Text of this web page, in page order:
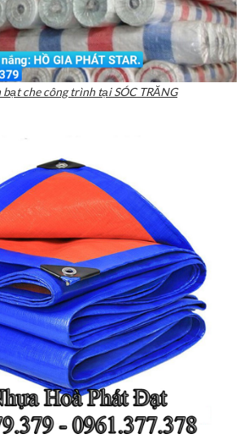
bạt che công trình tại SÓC TRĂNG